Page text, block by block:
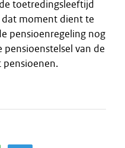
toetredingsleeftijd
dat moment dient te
pensioenregeling nog
van de